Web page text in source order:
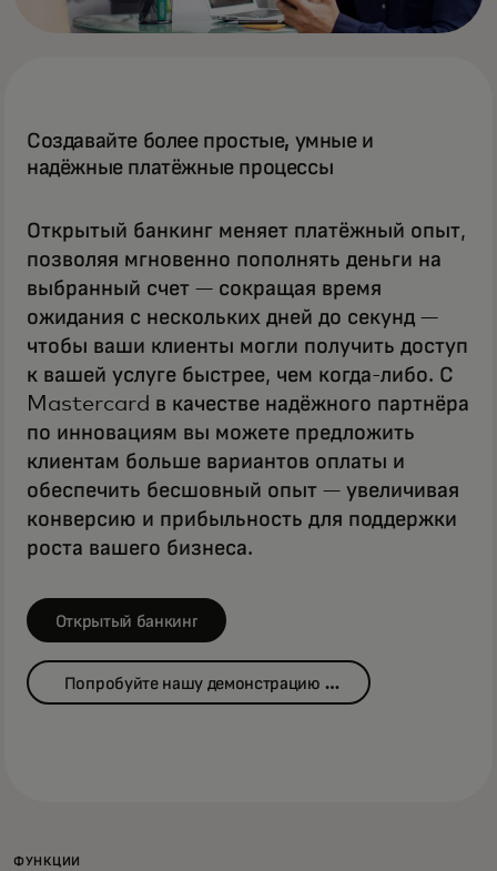
Создавайте более простые, умные и
надёжные платёжные процессы
Открытый банкинг меняет платёжный опыт,
позволяя мгновенно пополнять деньги на
выбранный счет — сокращая время
ожидания с нескольких дней до секунд —
чтобы ваши клиенты могли получить доступ
к вашей услуге быстрее, чем когда-либо. С
Mastercard в качестве надёжного партнёра
по инновациям вы можете предложить
клиентам больше вариантов оплаты и
обеспечить бесшовный опыт — увеличивая
конверсию и прибыльность для поддержки
роста вашего бизнеса.
Открытый банкинг
Попробуйте нашу демонстрацию с
ФУНКЦИИ